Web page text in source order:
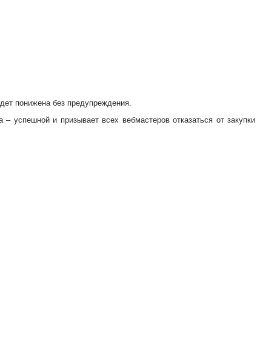
понижена без предупреждения.
успешной и призывает всех вебмастеров отказаться от закупки